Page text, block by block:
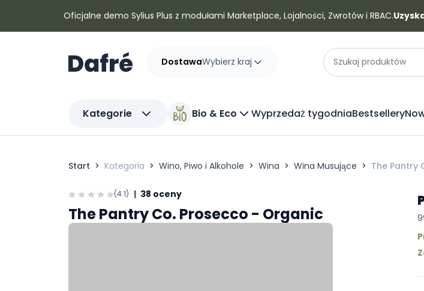
DafreOficjalne demo Sylius Plus z modułami Marketplace, Lojalności, Zwrotów i RBAC.
DostawaWybierz kraj Szukaj produktów
Kategorie Bio & Eco Wyprzedaż tygodniaBestsellery
Start Kategoria Wino, Piwo i Alkohole Wina Wina Musujące The Pantry
(4.1) | 38 oceny
The Pantry Co. Prosecco - Organic